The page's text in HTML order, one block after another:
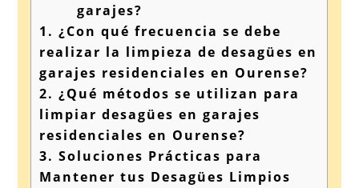
garajes?
1. ¿Con qué frecuencia se debe
realizar la limpieza de desagües en
garajes residenciales en Ourense?
2. ¿Qué métodos se utilizan para
limpiar desagües en garajes
residenciales en Ourense?
3. Soluciones Prácticas para
Mantener tus Desagües Limpios